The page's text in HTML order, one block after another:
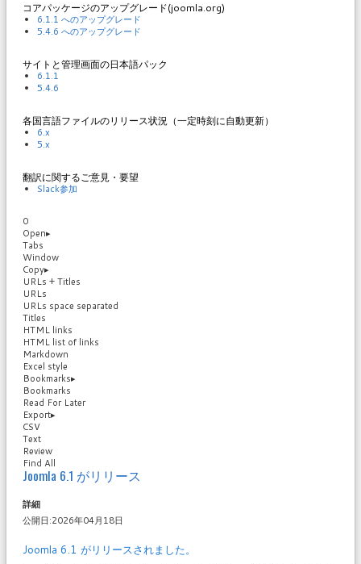
コアパッケージのアップグレード(joomla.org)
6.1.1 へのアップグレード
5.4.6 へのアップグレード
サイトと管理画面の日本語パック
6.1.1
5.4.6
各国言語ファイルのリリース状況（一定時刻に自動更新）
6.x
5.x
翻訳に関するご意見・要望
Slack参加
0
Open▸
Tabs
Window
Copy▸
URLs + Titles
URLs
URLs space separated
Titles
HTML links
HTML list of links
Markdown
Excel style
Bookmarks▸
Bookmarks
Read For Later
Export▸
CSV
Text
Review
Find All
Joomla 6.1 がリリース
詳細
公開日:2026年04月18日
Joomla 6.1 がリリースされました。